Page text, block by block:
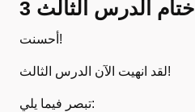
ختام الدرس الثالث 3
أحسنت!
لقد انهيت الآن الدرس الثالث!
تبصر فيما يلي: